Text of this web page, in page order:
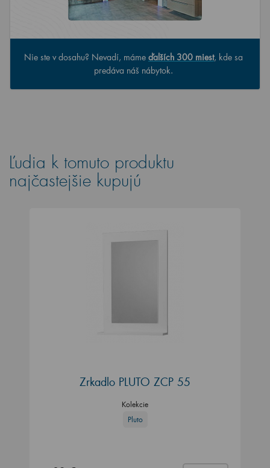
Nie ste v dosahu? Nevadí, máme ďalších 300 miest, kde sa
predáva náš nábytok.
Ľudia k tomuto produktu
najčastejšie kupujú
Zrkadlo PLUTO ZCP 55
Kolekcie
Pluto